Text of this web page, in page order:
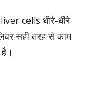
cells धीरे-धीरे
सही तरह से काम